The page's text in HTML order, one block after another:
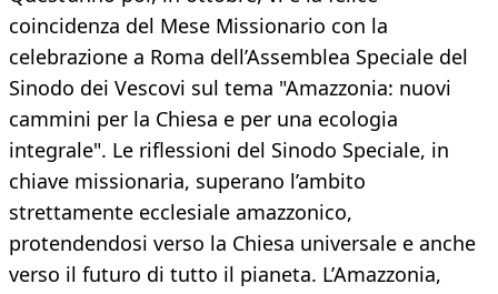
coincidenza del Mese Missionario con la
celebrazione a Roma dell’Assemblea Speciale del
Sinodo dei Vescovi sul tema "Amazzonia: nuovi
cammini per la Chiesa e per una ecologia
integrale". Le riflessioni del Sinodo Speciale, in
chiave missionaria, superano l’ambito
strettamente ecclesiale amazzonico,
protendendosi verso la Chiesa universale e anche
verso il futuro di tutto il pianeta. L’Amazzonia,